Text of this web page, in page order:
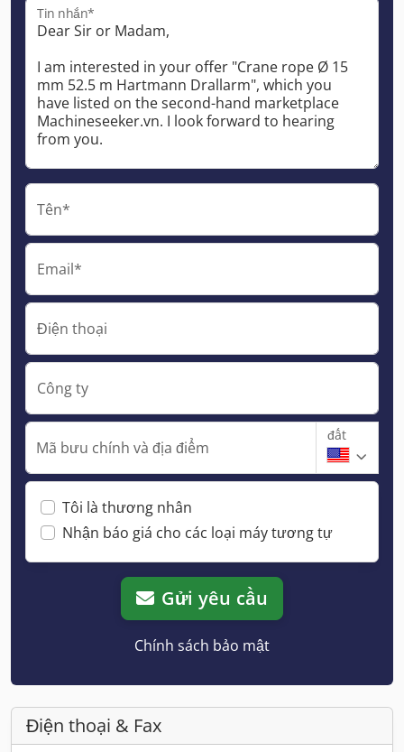
Tin nhắn*
Tên*
Email*
Điện thoại
Công ty
Mã bưu chính và địa điểm
đất
Tôi là thương nhân
Nhận báo giá cho các loại máy tương tự
Gửi yêu cầu
Chính sách bảo mật
Điện thoại & Fax